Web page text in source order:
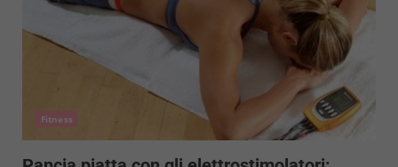
Fitness